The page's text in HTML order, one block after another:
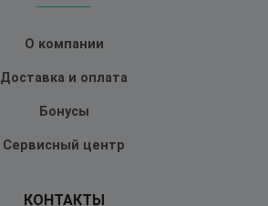
О компании
Доставка и оплата
Бонусы
Сервисный центр
КОНТАКТЫ